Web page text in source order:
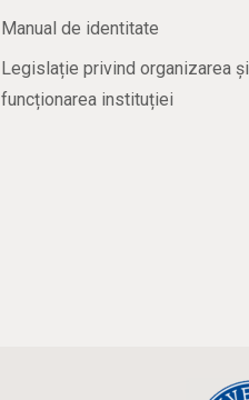
Manual de identitate
Legislație privind organizarea și
funcționarea instituției